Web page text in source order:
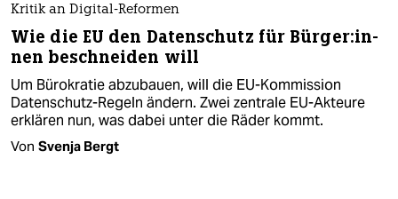
Kritik an Digital-Reformen
Wie die EU den Datenschutz für Bür­ge­r:in­
nen beschneiden will
Um Bürokratie abzubauen, will die EU-Kommission
Datenschutz-Regeln ändern. Zwei zentrale EU-Akteure
erklären nun, was dabei unter die Räder kommt.
Von Svenja Bergt